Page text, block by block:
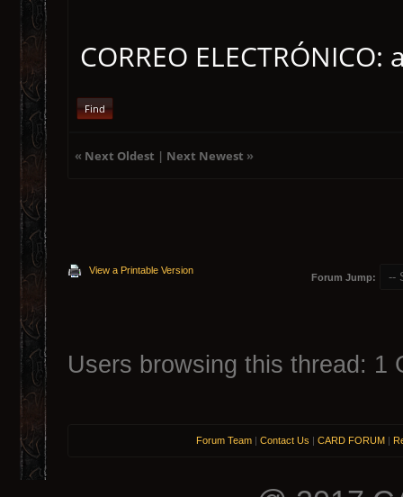
CORREO
Find
« Next Oldest | Next Newest »
View a Printable Version
Forum Jump:
Users browsing this thread: 1
Forum Team | Contact Us | CARD FORUM |